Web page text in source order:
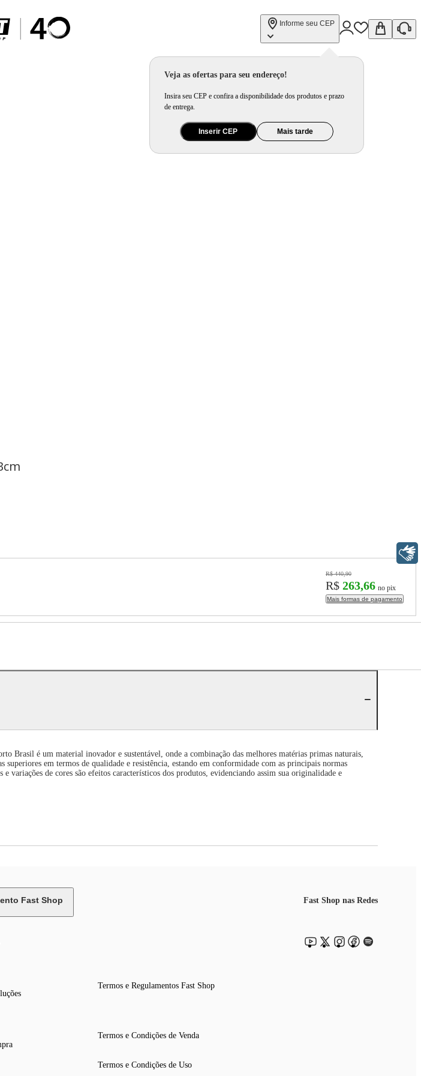
Informe seu CEP
Veja as ofertas para seu endereço!
Insira seu CEP e confira a disponibilidade dos produtos e prazo
de entrega.
Inserir CEP Mais tarde
R$ 440,90
R$ 263,66 no pix
Mais formas de pagamento
Brasil é um material inovador e sustentável, onde a combinação das melhores matérias primas naturais,
em termos de qualidade e resistência, estando em conformidade com as principais normas
variações de cores são efeitos característicos dos produtos, evidenciando assim sua originalidade e
Fast Shop
Termos e Regulamentos Fast Shop
Termos e Condições de Venda
Termos e Condições de Uso
Fast Shop nas Redes